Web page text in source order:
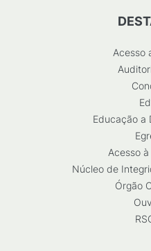
Acesso
Educação a
Acesso
Núcleo de
Órgão